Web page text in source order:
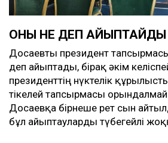
ОНЫ НЕ ДЕП АЙЫПТАЙДЫ
Досаевты президент
деп айыптады, бірақ әкім
президенттің нүктелік
тікелей тапсырмасы
Досаевқа бірнеше рет сын
бұл айыптауларды түбегейлі